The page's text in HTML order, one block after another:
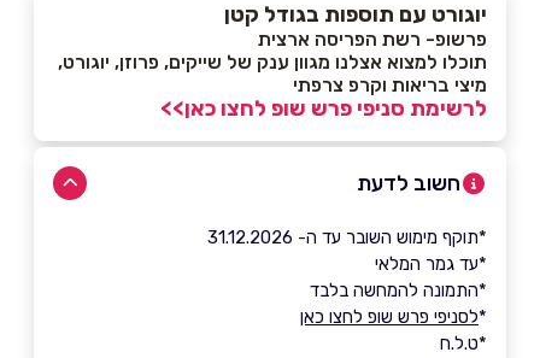
יוגורט עם תוספות בגודל קטן
פרשופ- רשת הפריסה ארצית
תוכלו למצוא אצלנו מגוון ענק של שייקים, פרוזן, יוגורט,
מיצי בריאות וקרפ צרפתי
לרשימת סניפי פרש שופ לחצו כאן>>
חשוב לדעת
*תוקף מימוש השובר עד ה- 31.12.2026
*עד גמר המלאי
*התמונה להמחשה בלבד
*לסניפי פרש שופ לחצו כאן
*ט.ל.ח